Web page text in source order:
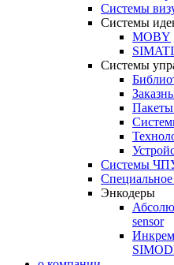
Системы
Системы
MOBY
Системы
Системы
Специальное
Энкодеры
sensor